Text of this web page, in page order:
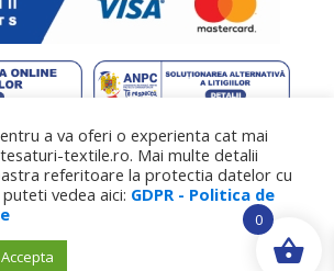
DowMedia |gazduire webby SpeedHost
a va oferi o experienta cat mai
textile.ro. Mai multe detalii
referitoare la protectia datelor cu
vedea aici: GDPR - Politica de
Accepta
0